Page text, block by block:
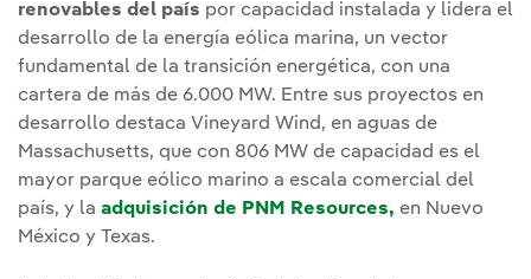
renovables del país por capacidad instalada y lidera el
desarrollo de la energía eólica marina, un vector
fundamental de la transición energética, con una
cartera de más de 6.000 MW. Entre sus proyectos en
desarrollo destaca Vineyard Wind, en aguas de
Massachusetts, que con 806 MW de capacidad es el
mayor parque eólico marino a escala comercial del
país, y la adquisición de PNM Resources, en Nuevo
México y Texas.